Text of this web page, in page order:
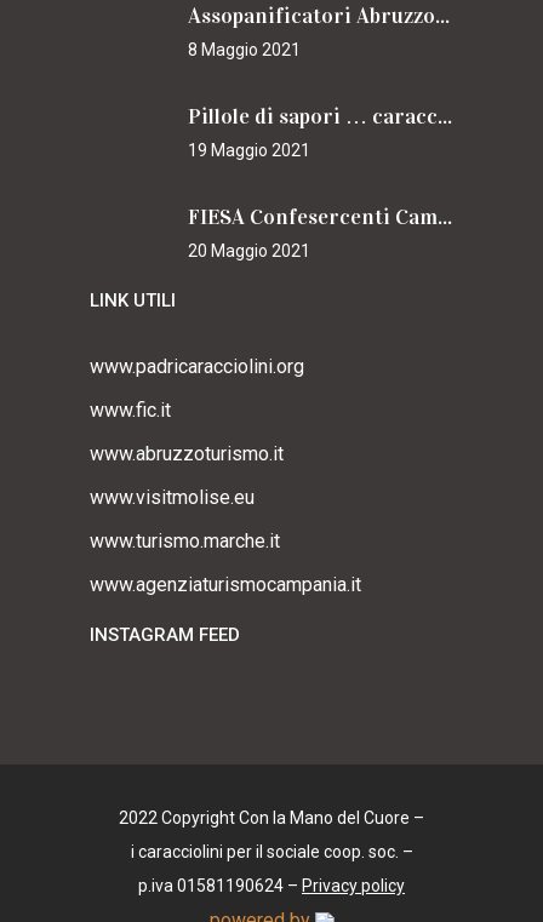
Assopanificatori Abruzzo e Molise insieme per il Cammino
8 Maggio 2021
Pillole di sapori … caracciolini
19 Maggio 2021
FIESA Confesercenti Campania per il Cammino
20 Maggio 2021
LINK UTILI
www.padricaracciolini.org
www.fic.it
www.abruzzoturismo.it
www.visitmolise.eu
www.turismo.marche.it
www.agenziaturismocampania.it
INSTAGRAM FEED
2022 Copyright Con la Mano del Cuore –
i caracciolini per il sociale coop. soc. –
p.iva 01581190624 – Privacy policy